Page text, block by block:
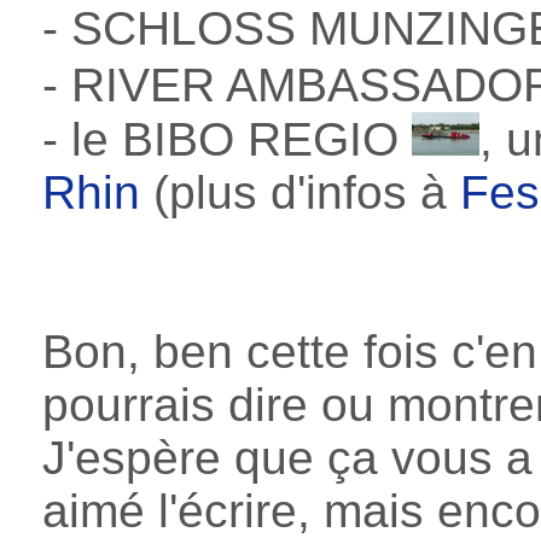
- SCHLOSS
- RIVER
- le BIBO REGIO
,
Rhin (plus d'infos à
Bon, ben cette fois
pourrais dire ou
J'espère que ça vous
aimé l'écrire, mais